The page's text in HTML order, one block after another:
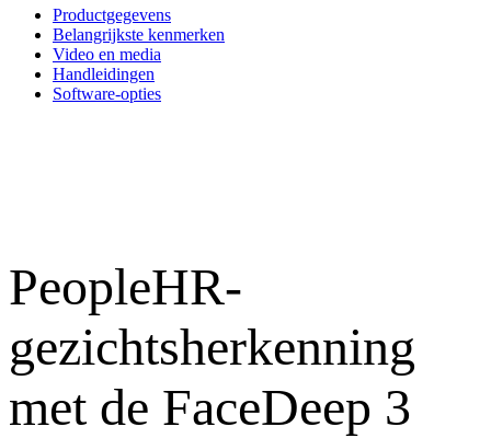
Contactless
Facial
Recognition
System
with
Productgegevens
Belangrijkste kenmerken
Video en media
Handleidingen
Software-opties
PeopleHR-
gezichtsherkenning
met de FaceDeep 3